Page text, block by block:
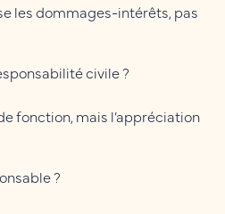
les dommages-intérêts, pas
civile ?
fonction, mais l’appréciation
?